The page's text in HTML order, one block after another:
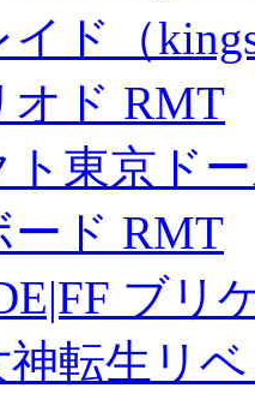
ド（
オド RMT
ト東京ド
ド RMT
ブリ
神転生リ